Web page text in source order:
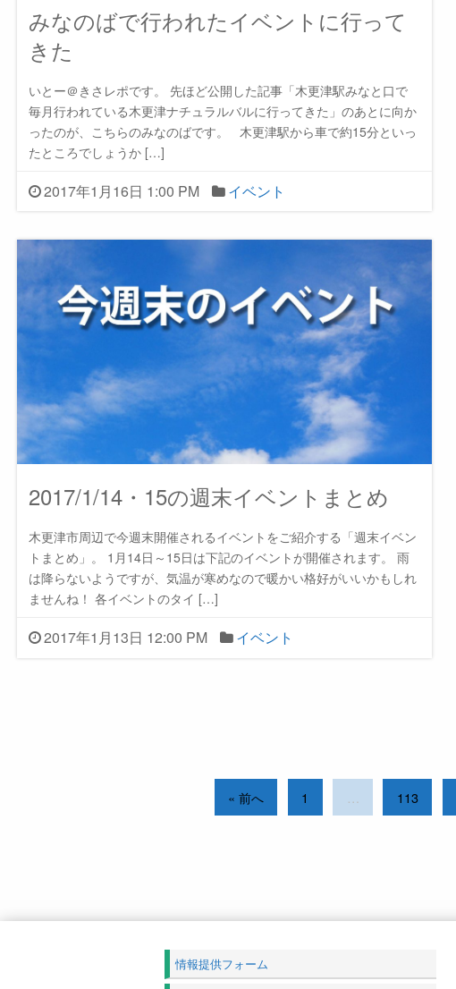
みなのばで行われたイベントに行って
きた
いとー＠きさレポです。 先ほど公開した記事「木更津駅みなと口で
毎月行われている木更津ナチュラルバルに行ってきた」のあとに向か
ったのが、こちらのみなのばです。 木更津駅から車で約15分といっ
たところでしょうか […]
2017年1月16日 1:00 PM イベント
2017/1/14・15の週末イベントまとめ
木更津市周辺で今週末開催されるイベントをご紹介する「週末イベン
トまとめ」。 1月14日～15日は下記のイベントが開催されます。 雨
は降らないようですが、気温が寒めなので暖かい格好がいいかもしれ
ませんね！ 各イベントのタイ […]
2017年1月13日 12:00 PM イベント
« 前へ 1 113
情報提供フォーム